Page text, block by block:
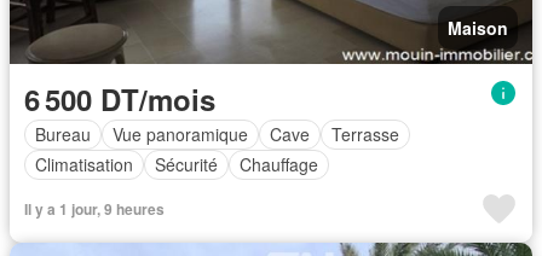
Maison
6 500 DT/mois
Bureau Vue panoramique Cave
Terrasse
Climatisation
Sécurité Chauffage
Il y a 1 jour, 9 heures